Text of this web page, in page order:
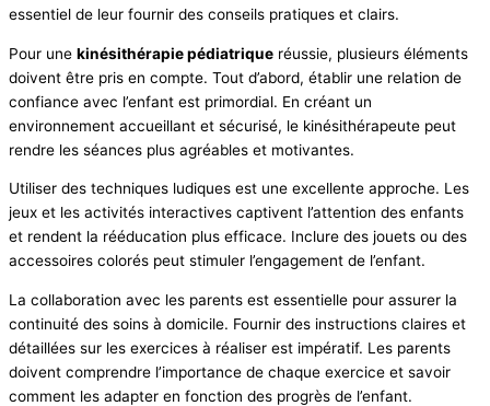
essentiel de leur fournir des conseils pratiques et clairs.
Pour une kinésithérapie pédiatrique réussie, plusieurs éléments
doivent être pris en compte. Tout d’abord, établir une relation de
confiance avec l’enfant est primordial. En créant un
environnement accueillant et sécurisé, le kinésithérapeute peut
rendre les séances plus agréables et motivantes.
Utiliser des techniques ludiques est une excellente approche. Les
jeux et les activités interactives captivent l’attention des enfants
et rendent la rééducation plus efficace. Inclure des jouets ou des
accessoires colorés peut stimuler l’engagement de l’enfant.
La collaboration avec les parents est essentielle pour assurer la
continuité des soins à domicile. Fournir des instructions claires et
détaillées sur les exercices à réaliser est impératif. Les parents
doivent comprendre l’importance de chaque exercice et savoir
comment les adapter en fonction des progrès de l’enfant.